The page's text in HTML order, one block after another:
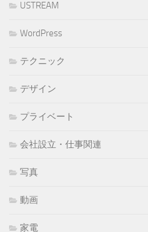
USTREAM
WordPress
テクニック
デザイン
プライベート
会社設立・仕事関連
写真
動画
家電